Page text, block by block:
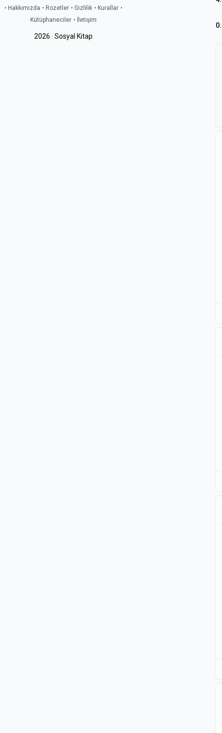
• Hakkımızda • Rozetler • Gizlilik • Kurallar •
Kütüphaneciler • İletişim
2026 · Sosyal Kitap